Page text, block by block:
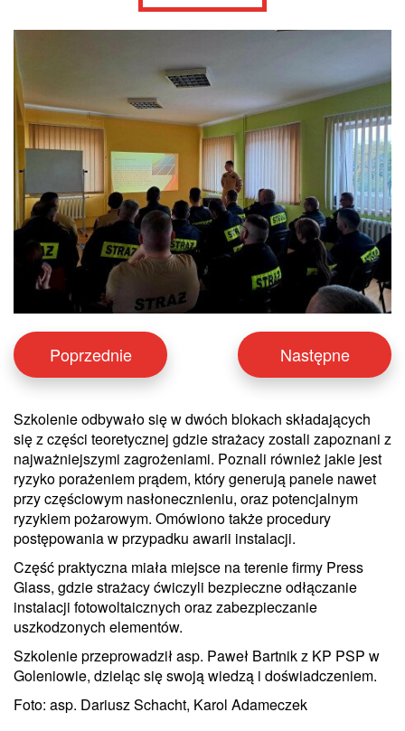
Poprzednie Następne
Szkolenie odbywało się w dwóch blokach składających
się z części teoretycznej gdzie strażacy zostali zapoznani z
najważniejszymi zagrożeniami. Poznali również jakie jest
ryzyko porażeniem prądem, który generują panele nawet
przy częściowym nasłonecznieniu, oraz potencjalnym
ryzykiem pożarowym. Omówiono także procedury
postępowania w przypadku awarii instalacji.
Część praktyczna miała miejsce na terenie firmy Press
Glass, gdzie strażacy ćwiczyli bezpieczne odłączanie
instalacji fotowoltaicznych oraz zabezpieczanie
uszkodzonych elementów.
Szkolenie przeprowadził asp. Paweł Bartnik z KP PSP w
Goleniowie, dzieląc się swoją wiedzą i doświadczeniem.
Foto: asp. Dariusz Schacht, Karol Adameczek